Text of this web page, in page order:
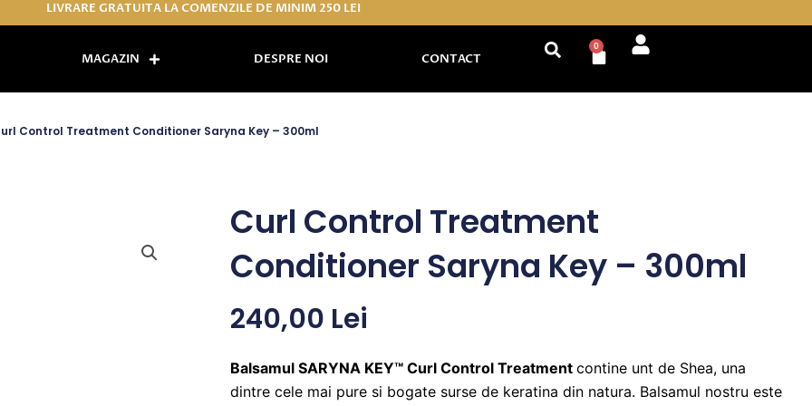
LIVRARE GRATUITA LA COMENZILE DE MINIM 250 LEI
MAGAZIN DESPRE NOI CONTACT
0
Cart
Control Treatment Conditioner Saryna Key – 300ml
Curl Control Treatment
Conditioner Saryna Key – 300ml
240,00 Lei
Balsamul SARYNA KEY™ Curl Control Treatment contine unt de Shea, una
dintre cele mai pure si bogate surse de keratina din natura. Balsamul nostru este